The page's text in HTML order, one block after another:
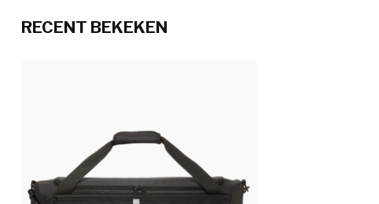
RECENT BEKEKEN